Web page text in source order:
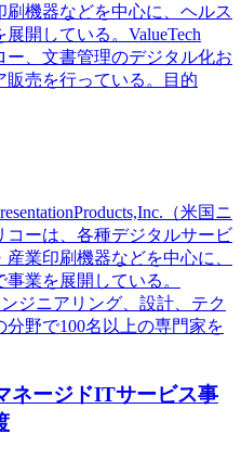
機器などを中心に、ヘルス
開している。ValueTech
、文書管理のデジタル化お
販売を行っている。目的
（米国ニ
コーは、各種デジタルサービ
業印刷機器などを中心に、
業を展開している。
ンジニアリング、設計、テク
野で100名以上の専門家を
ネージドITサービス事